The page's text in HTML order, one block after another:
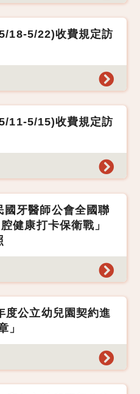
18-5/22)收費規定訪
11-5/15)收費規定訪
國牙醫師公會全國聯
健康打卡保衛戰」
度公立幼兒園契約進
」